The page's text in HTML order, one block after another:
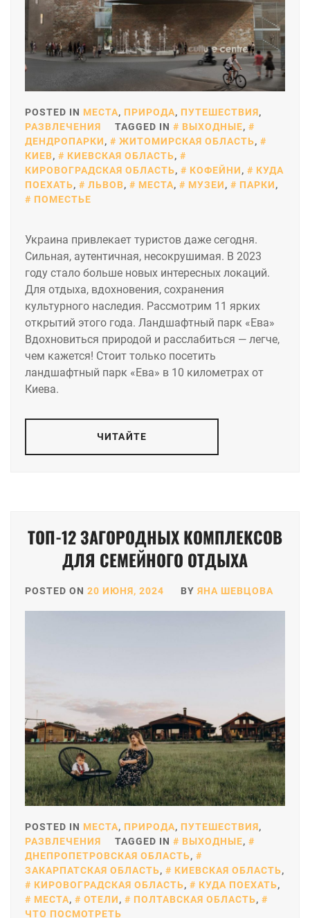
POSTED IN МЕСТА, ПРИРОДА, ПУТЕШЕСТВИЯ,
РАЗВЛЕЧЕНИЯ
TAGGED IN ВЫХОДНЫЕ,
ДЕНДРОПАРКИ, ЖИТОМИРСКАЯ ОБЛАСТЬ,
КИЕВ, КИЕВСКАЯ ОБЛАСТЬ,
КИРОВОГРАДСКАЯ ОБЛАСТЬ, КОФЕЙНИ,
КУДА
ПОЕХАТЬ, ЛЬВОВ, МЕСТА, МУЗЕИ, ПАРКИ,
ПОМЕСТЬЕ
Украина привлекает туристов даже сегодня.
Сильная, аутентичная, несокрушимая. В 2023
году стало больше новых интересных локаций.
Для отдыха, вдохновения, сохранения
культурного наследия. Рассмотрим 11 ярких
открытий этого года. Ландшафтный парк «Ева»
Вдохновиться природой и расслабиться — легче,
чем кажется! Стоит только посетить
ландшафтный парк «Ева» в 10 километрах от
Киева.
ЧИТАЙТЕ
ТОП-12 ЗАГОРОДНЫХ КОМПЛЕКСОВ
ДЛЯ СЕМЕЙНОГО ОТДЫХА
POSTED ON 20 ИЮНЯ, 2024 BY ЯНА ШЕВЦОВА
POSTED IN МЕСТА, ПРИРОДА, ПУТЕШЕСТВИЯ,
РАЗВЛЕЧЕНИЯ
TAGGED IN ВЫХОДНЫЕ,
ДНЕПРОПЕТРОВСКАЯ ОБЛАСТЬ,
ЗАКАРПАТСКАЯ ОБЛАСТЬ, КИЕВСКАЯ ОБЛАСТЬ,
КИРОВОГРАДСКАЯ ОБЛАСТЬ, КУДА ПОЕХАТЬ,
МЕСТА, ОТЕЛИ, ПОЛТАВСКАЯ ОБЛАСТЬ,
ЧТО ПОСМОТРЕТЬ